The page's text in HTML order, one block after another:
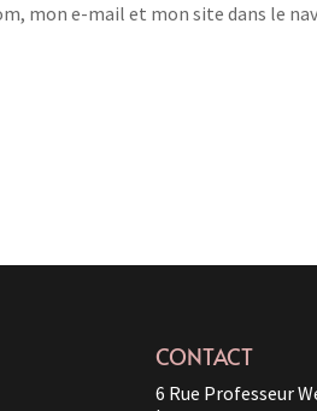
mon e-mail et mon site dans le
CONTACT
6 Rue Professeur